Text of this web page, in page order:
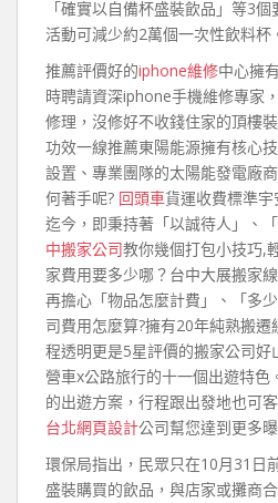
「確實以自備杯盛裝飲品」等3
活動可減少約2萬個一次性飲料杯
推薦評價好的iphone維修中心擁
時聘請資深iphone手機維修專家
修理，沒修好不收錢住家的頂樓裝
功效一線推薦東陽能源擁有核心
設置、專業團隊的太陽能發電廠商
何著手呢? 回頭車貨運收費標準
迄今，即秉持著「以誠待人」、
中搬家公司教你幾個打包小技巧,
家費用要多少哪？台中大展搬家
再擔心「物品怎麼計費」、「多少
司費用怎麼算?擁有20年純熟搬
程透明更是5星評價的搬家公司好
營車x公路旅行的十一個出遊特色
的出遊方案，行程跟出發地也可
台北網頁設計公司幫您達到更多
環保局指出，民眾只在10月31日
盛裝購買的飲品，與店家或攤商